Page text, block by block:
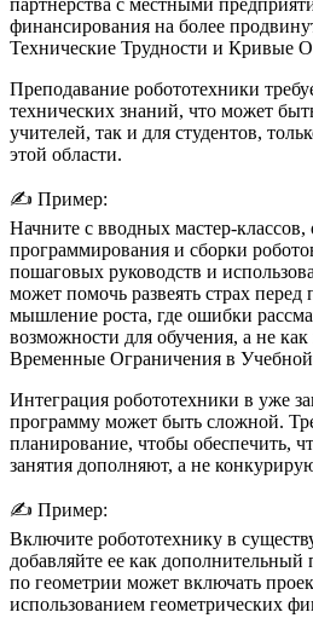
финансирования на более
Технические Трудности и Кривые
Преподавание робототехники
технических знаний, что может
учителей, так и для студентов,
этой области.
✍️ Пример:
Начните с вводных мастер-
программирования и сборки
пошаговых руководств и
может помочь развеять страх
мышление роста, где ошибки
возможности для обучения, а не как
Временные Ограничения в
Интеграция робототехники в уже
программу может быть сложной.
планирование, чтобы обеспечить,
занятия дополняют, а не
✍️ Пример:
Включите робототехнику в
добавляйте ее как
по геометрии может включать
использованием геометрических